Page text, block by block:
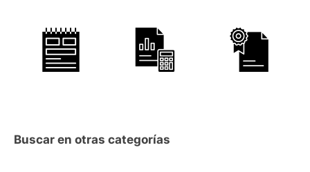
Buscar en otras categorías